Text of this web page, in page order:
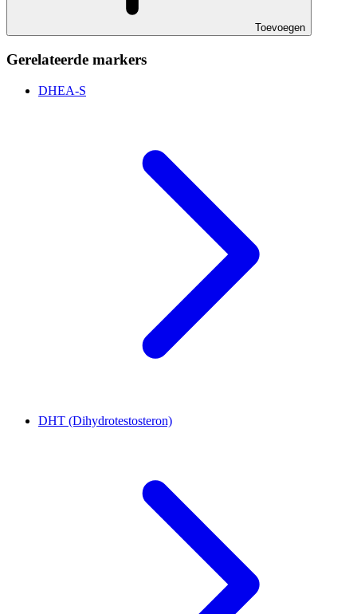
Toevoegen
Gerelateerde markers
DHEA-S
DHT (Dihydrotestosteron)